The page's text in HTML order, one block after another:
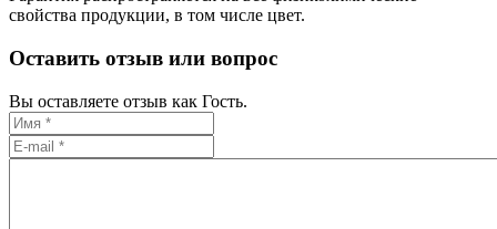
свойства продукции, в том числе цвет.
Оставить отзыв или вопрос
Вы оставляете отзыв как Гость.